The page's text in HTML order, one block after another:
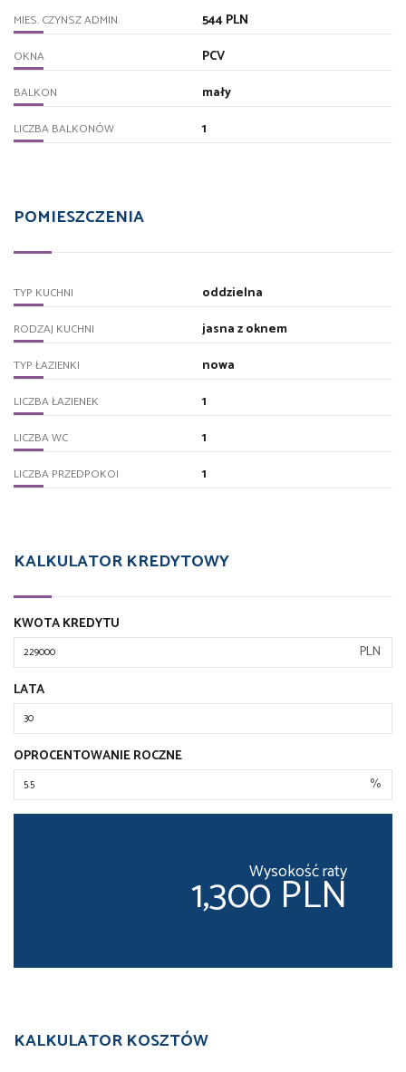
MIES. CZYNSZ ADMIN. 544 PLN
OKNA PCV
BALKON mały
LICZBA BALKONÓW 1
POMIESZCZENIA
TYP KUCHNI oddzielna
RODZAJ KUCHNI jasna z oknem
TYP ŁAZIENKI nowa
LICZBA ŁAZIENEK 1
LICZBA WC 1
LICZBA PRZEDPOKOI 1
KALKULATOR KREDYTOWY
KWOTA KREDYTU
PLN
LATA
OPROCENTOWANIE ROCZNE
%
Wysokość raty
1,300 PLN
KALKULATOR KOSZTÓW